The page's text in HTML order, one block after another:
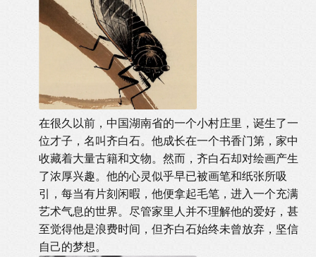
在很久以前，中国湖南省的一个小村庄里，诞生了一
位才子，名叫齐白石。他成长在一个书香门第，家中
收藏着大量古籍和文物。然而，齐白石却对绘画产生
了浓厚兴趣。他的心灵似乎早已被画笔和纸张所吸
引，每当有片刻闲暇，他便拿起毛笔，进入一个充满
艺术气息的世界。尽管家里人并不理解他的爱好，甚
至觉得他是浪费时间，但齐白石始终未曾放弃，坚信
自己的梦想。